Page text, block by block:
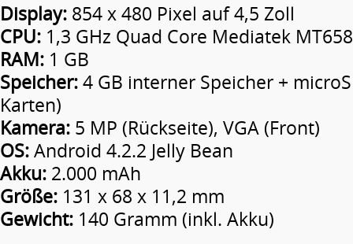
Display: 854 x 480 Pixel auf 4,5 Zoll
CPU: 1,3 GHz Quad Core Mediatek
RAM: 1 GB
Speicher:4 GB interner Speicher +
Karten)
Kamera: 5 MP (Rückseite), VGA (Front)
OS:Android 4.2.2 Jelly Bean
Akku: 2.000 mAh
Größe: 131 x 68 x 11,2 mm
Gewicht: 140 Gramm (inkl. Akku)